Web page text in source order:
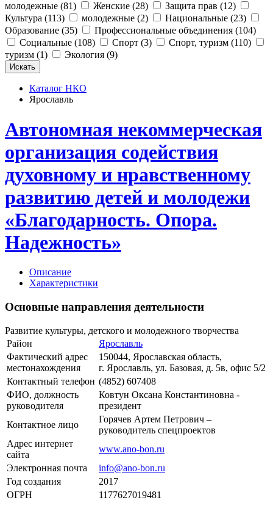
молодежные (81)
Женские (28)
Защита прав (12)
Культура (113)
молодежные (2)
Национальные (23)
Образование (35)
Профессиональные объединения (104)
Социальные (108)
Спорт (3)
Спорт, туризм (110)
туризм (1)
Экология (9)
Каталог НКО
Ярославль
Автономная некоммерческая
организация содействия
духовному и нравственному
развитию детей и молодежи
«Благодарность. Опора.
Надежность»
Описание
Характеристики
Основные направления деятельности
Развитие культуры, детского и молодежного творчества
Район
Ярославль
Фактический адрес
местонахождения
150044, Ярославская область,
г. Ярославль, ул. Базовая, д. 5в, офис 5/2
Контактный телефон (4852) 607408
ФИО, должность
руководителя
Ковтун Оксана Константиновна -
президент
Контактное лицо
Горячев Артем Петрович –
руководитель спецпроектов
Адрес интернет
сайта
www.ano-bon.ru
Электронная почта
info@ano-bon.ru
Год создания
2017
ОГРН
1177627019481